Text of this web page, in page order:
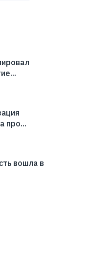
про...
вошла в